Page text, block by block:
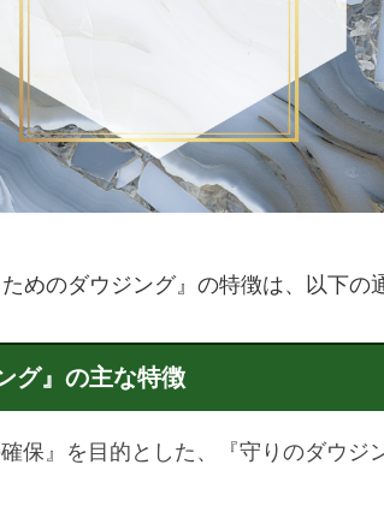
めのダウジング』の特徴は、以下の
グ』の主な特徴
保』を目的とした、『守りのダウジ